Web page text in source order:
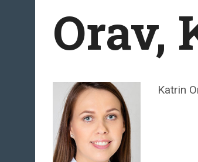
Orav,
Katrin